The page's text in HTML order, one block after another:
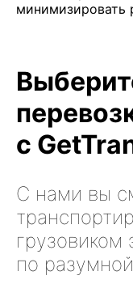
минимизировать
с
С нами вы
грузовиком
по